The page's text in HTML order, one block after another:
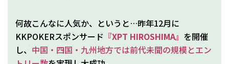
何故こんなに人気か、というと…昨年12月に
KKPOKERスポンサード 『XPT HIROSHIMA』 を開催
し、 中国・四国・九州地方では前代未聞の規模とエン